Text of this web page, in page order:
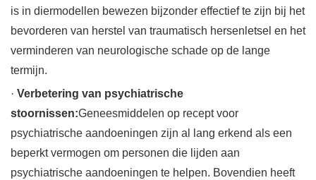
is in diermodellen bewezen bijzonder effectief te zijn bij het
bevorderen van herstel van traumatisch hersenletsel en het
verminderen van neurologische schade op de lange
termijn.
· Verbetering van psychiatrische
stoornissen:Geneesmiddelen op recept voor
psychiatrische aandoeningen zijn al lang erkend als een
beperkt vermogen om personen die lijden aan
psychiatrische aandoeningen te helpen. Bovendien heeft